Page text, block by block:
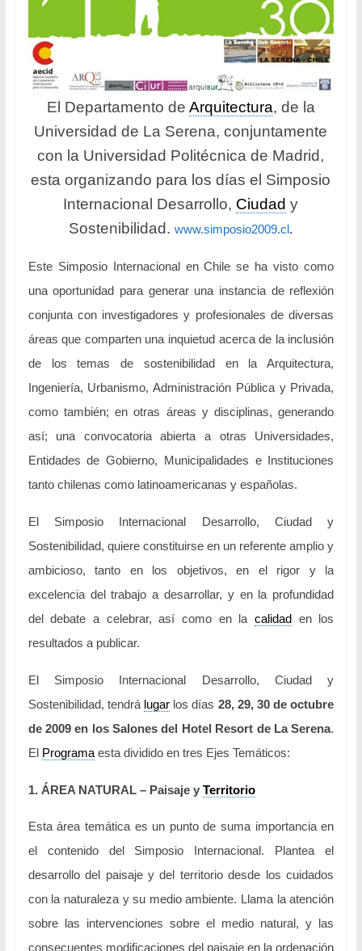
El Departamento de Arquitectura, de la
Universidad de La Serena, conjuntamente
con la Universidad Politécnica de Madrid,
esta organizando para los díasel Simposio
Internacional Desarrollo, Ciudad y
Sostenibilidad.www.simposio2009.cl .
Este Simposio Internacional en Chile se ha visto como
una oportunidad para generar una instancia de reflexión
conjunta con investigadores y profesionales de diversas
áreas que comparten una inquietud acerca de la inclusión
de los temas de sostenibilidad en la Arquitectura,
Ingeniería, Urbanismo, Administración Pública y Privada,
como también; en otras áreas y disciplinas, generando
así; una convocatoria abierta a otras Universidades,
Entidades de Gobierno, Municipalidades e Instituciones
tanto chilenas como latinoamericanas y españolas.
El Simposio Internacional Desarrollo, Ciudad y
Sostenibilidad, quiere constituirse en un referente amplio y
ambicioso, tanto en los objetivos, en el rigor y la
excelencia del trabajo a desarrollar, y en la profundidad
del debate a celebrar, así como en la calidad
en los
resultados a publicar.
El Simposio Internacional Desarrollo, Ciudad y
Sostenibilidad, tendrá lugar los días 28, 29, 30 de octubre
de 2009 en los Salones del Hotel Resort de La Serena.
El Programaesta dividido en tres Ejes Temáticos:
1. ÁREA NATURAL – Paisaje y Territorio
Esta área temática es un punto de suma importancia en
el contenido del Simposio Internacional. Plantea el
desarrollo del paisaje y del territorio desde los cuidados
con la naturaleza y su medio ambiente. Llama la atención
sobre las intervenciones sobre el medio natural, y las
consecuentes modificaciones del paisaje en la ordenación